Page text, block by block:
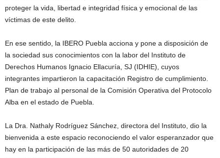
proteger la vida, libertad e integridad física y emocional de las
víctimas de este delito.
En ese sentido, la IBERO Puebla acciona y pone a disposición de
la sociedad sus conocimientos con la labor del Instituto de
Derechos Humanos Ignacio Ellacuría, SJ (IDHIE), cuyos
integrantes impartieron la capacitación Registro de cumplimiento.
Plan de trabajo al personal de la Comisión Operativa del Protocolo
Alba en el estado de Puebla.
La Dra. Nathaly Rodríguez Sánchez, directora del Instituto, dio la
bienvenida a este espacio reconociendo el valor esperanzador que
hay en la participación de las más de 50 autoridades de 20